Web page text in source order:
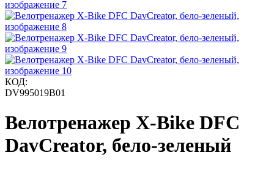
КОД:
DV995019B01
Велотренажер X-Bike DFC
DavCreator, бело-зеленый